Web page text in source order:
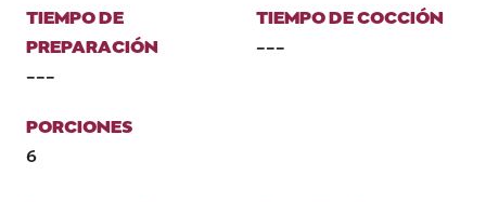
TIEMPO DE
PREPARACIÓN
---
TIEMPO DE COCCIÓN
---
PORCIONES
6